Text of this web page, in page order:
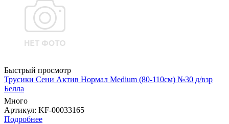
Быстрый просмотр
Трусики Сени Актив Нормал Medium (80-110см) №30 д/взр
Белла
Много
Артикул: KF-00033165
Подробнее